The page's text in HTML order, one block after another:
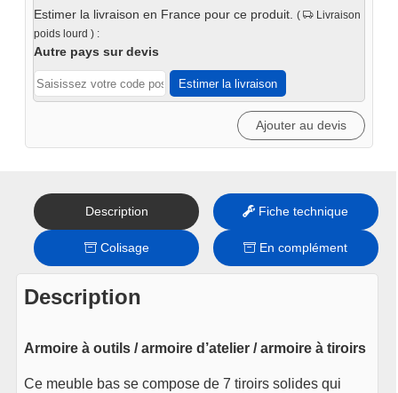
bas
7
tiroirs
-
Iron
Estimer la livraison en France pour ce produit. (
Livraison
poids lourd ) :
Autre pays sur devis
Estimer la livraison
Ajouter au devis
Description Fiche technique
Colisage En complément
Description
Armoire à outils / armoire d’atelier / armoire à tiroirs
Ce meuble bas se compose de 7 tiroirs solides qui